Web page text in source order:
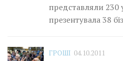
представляли 230
презентувала 38
ГРОШІ 04.10.2011